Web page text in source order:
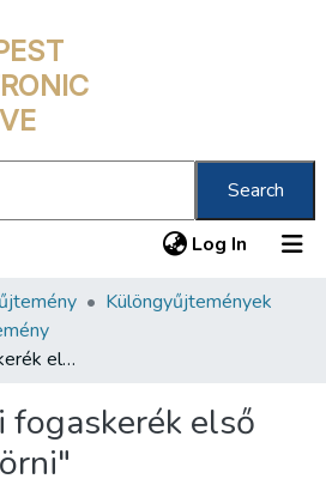
Search
Log In (current)
Különgyűjtemények
"A drágasági fogaskerék első fogát kell kitörni"
fogaskerék első